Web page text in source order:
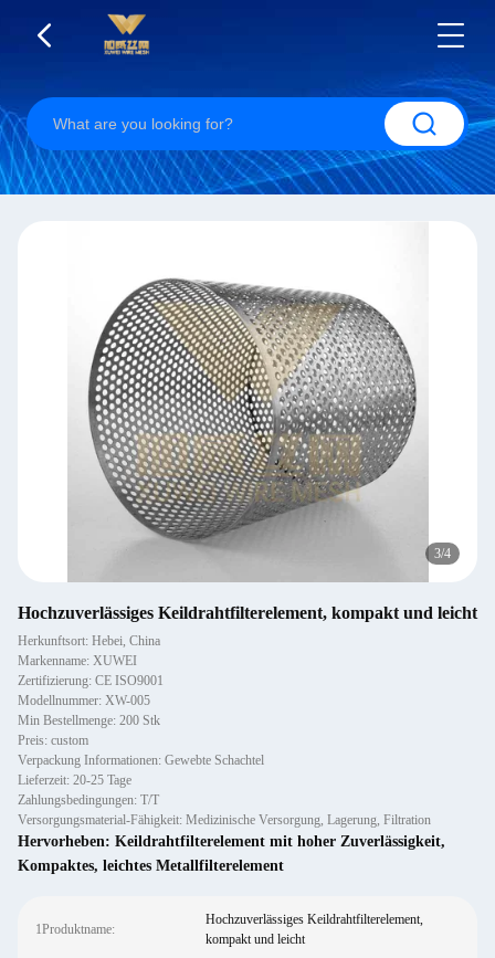
3/4
Hochzuverlässiges Keildrahtfilterelement, kompakt und leicht
Herkunftsort: Hebei, China
Markenname: XUWEI
Zertifizierung: CE ISO9001
Modellnummer: XW-005
Min Bestellmenge: 200 Stk
Preis: custom
Verpackung Informationen: Gewebte Schachtel
Lieferzeit: 20-25 Tage
Zahlungsbedingungen: T/T
Versorgungsmaterial-Fähigkeit: Medizinische Versorgung, Lagerung, Filtration
Hervorheben: Keildrahtfilterelement mit hoher Zuverlässigkeit,
Kompaktes, leichtes Metallfilterelement
1Produktname:
Hochzuverlässiges Keildrahtfilterelement,
kompakt und leicht